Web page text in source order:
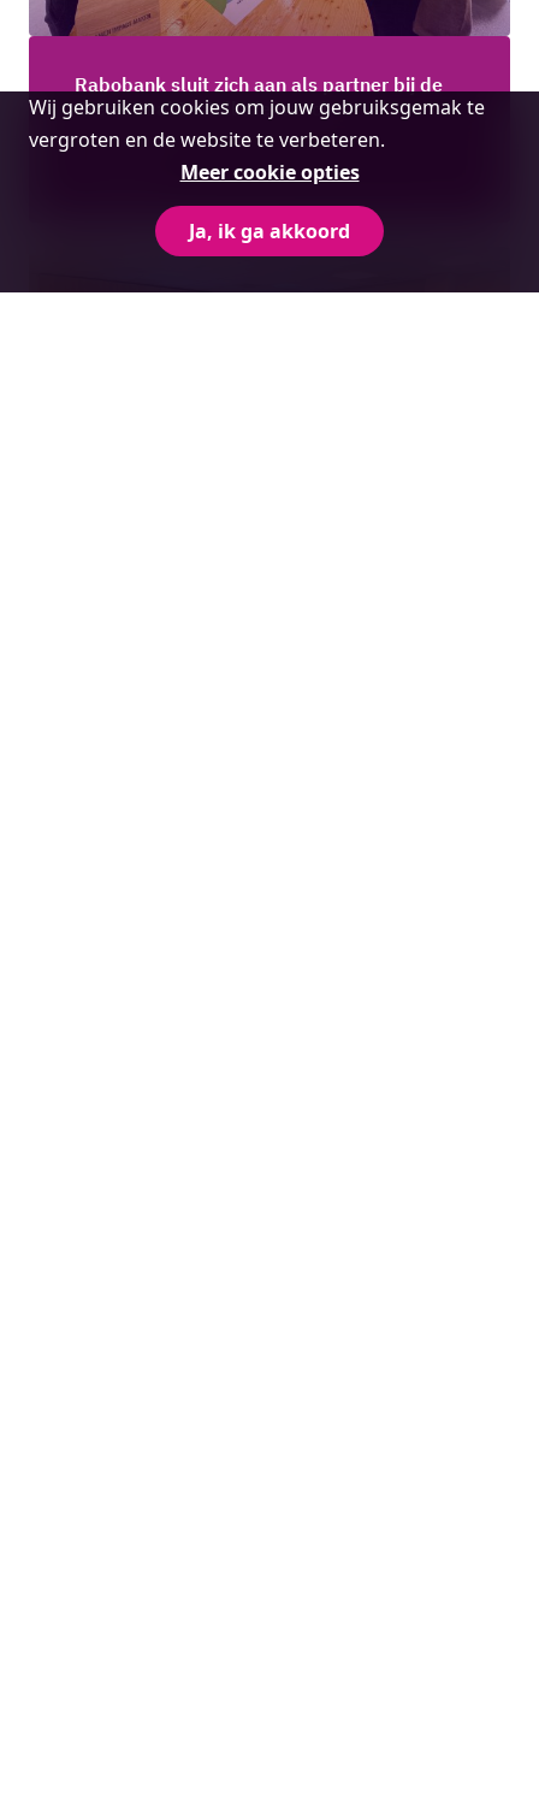
Cookie
melding
Wij gebruiken cookies om jouw gebruiksgemak te
vergroten en de website te verbeteren.
Meer cookie opties
Ja, ik ga akkoord
Rabobank sluit zich aan als partner bij de
Green Deal Installatiebranche